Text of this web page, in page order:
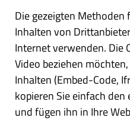
Die gezeigten Methoden
Inhalten von
Internet verwenden. Die
Video beziehen
Inhalten (Embed-Code,
kopieren Sie einfach
und fügen ihn in Ihre